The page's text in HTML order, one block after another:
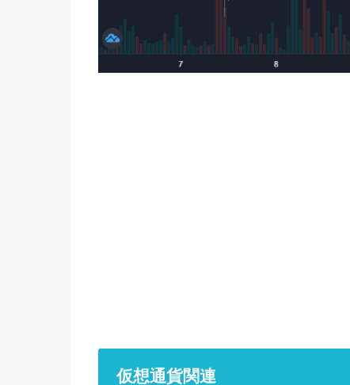
仮想通貨関連